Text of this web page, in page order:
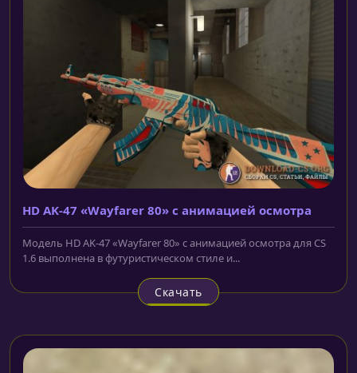
HD AK-47 «Wayfarer 80» с анимацией осмотра
Модель HD AK-47 «Wayfarer 80» с анимацией осмотра для CS
1.6 выполнена в футуристическом стиле и...
Скачать